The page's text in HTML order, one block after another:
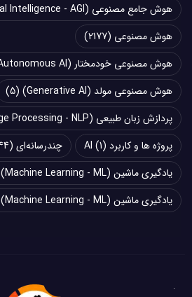
هوش جامع مصنوعی (Artificial General Intelligence - AGI)
هوش مصنوعی (2177)
هوش مصنوعی خودمختار (Autonomous AI)
هوش مصنوعی مولد (Generative AI)
(5)
پردازش زبان طبیعی (Natural Language Processing - NLP)
پروژه ها و کاربرد AI (1) چند‌‌رسانه‌ای (44)
یادگیری ماشین (Machine Learning - ML)
یادگیری ماشین (Machine Learning - ML)